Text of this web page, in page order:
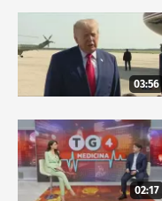
03:56
02:17